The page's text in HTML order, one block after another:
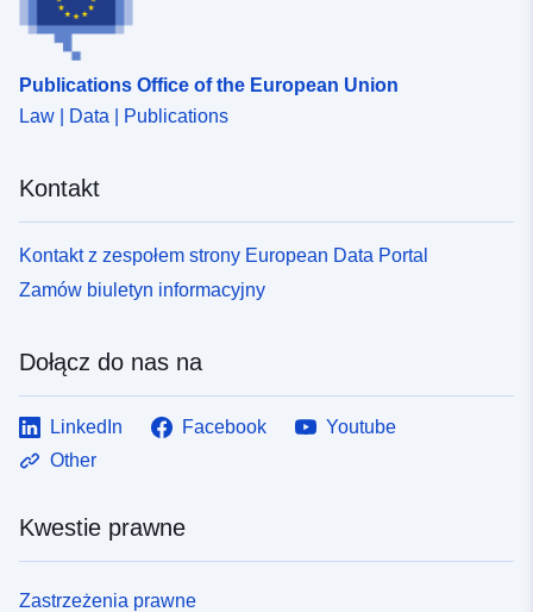
Publications Office of the European Union
Law | Data | Publications
Kontakt
Kontakt z zespołem strony European Data Portal
Zamów biuletyn informacyjny
Dołącz do nas na
LinkedIn Facebook
Youtube
Other
Kwestie prawne
Zastrzeżenia prawne